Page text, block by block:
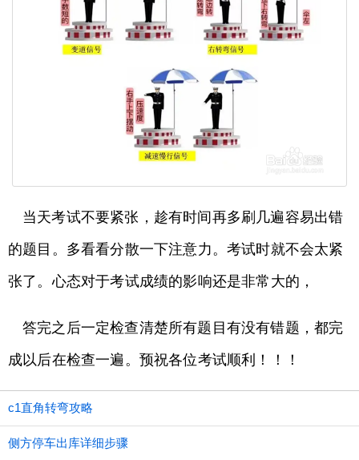
当天考试不要紧张，趁有时间再多刷几遍容易出错
的题目。多看看分散一下注意力。考试时就不会太紧
张了。心态对于考试成绩的影响还是非常大的，
答完之后一定检查清楚所有题目有没有错题，都完
成以后在检查一遍。预祝各位考试顺利！！！
c1直角转弯攻略
侧方停车出库详细步骤